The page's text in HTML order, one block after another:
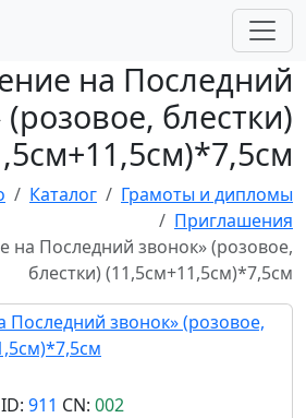
на Последний
блестки)
Каталог
Грамоты и дипломы
Приглашения
на Последний звонок» (розовое,
блестки) (11,5см+11,5см)*7,5см
ID: 911 CN: 002